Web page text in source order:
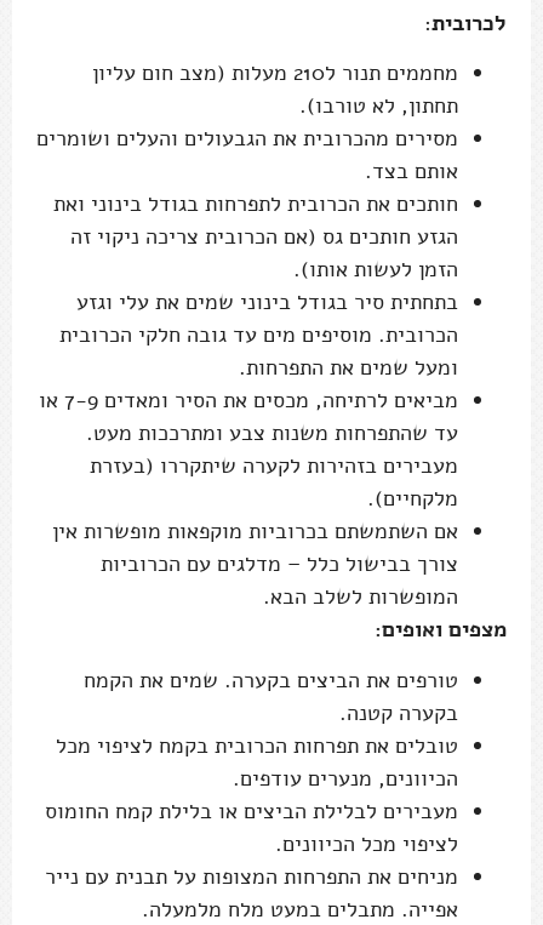
לכרובית:
מחממים תנור ל210 מעלות (מצב חום עליון
תחתון, לא טורבו).
מסירים מהכרובית את הגבעולים והעלים ושומרים
אותם בצד.
חותכים את הכרובית לתפרחות בגודל בינוני ואת
הגזע חותכים גס (אם הכרובית צריכה ניקוי זה
הזמן לעשות אותו).
בתחתית סיר בגודל בינוני שמים את עלי וגזע
הכרובית. מוסיפים מים עד גובה חלקי הכרובית
ומעל שמים את התפרחות.
מביאים לרתיחה, מכסים את הסיר ומאדים 7-9 או
עד שהתפרחות משנות צבע ומתרככות מעט.
מעבירים בזהירות לקערה שיתקררו (בעזרת
מלקחיים).
אם השתמשתם בכרוביות מוקפאות מופשרות אין
צורך בבישול כלל – מדלגים עם הכרוביות
המופשרות לשלב הבא.
מצפים ואופים:
טורפים את הביצים בקערה. שמים את הקמח
בקערה קטנה.
טובלים את תפרחות הכרובית בקמח לציפוי מכל
הכיוונים, מנערים עודפים.
מעבירים לבלילת הביצים או בלילת קמח החומוס
לציפוי מכל הכיוונים.
מניחים את התפרחות המצופות על תבנית עם נייר
אפייה. מתבלים במעט מלח מלמעלה.